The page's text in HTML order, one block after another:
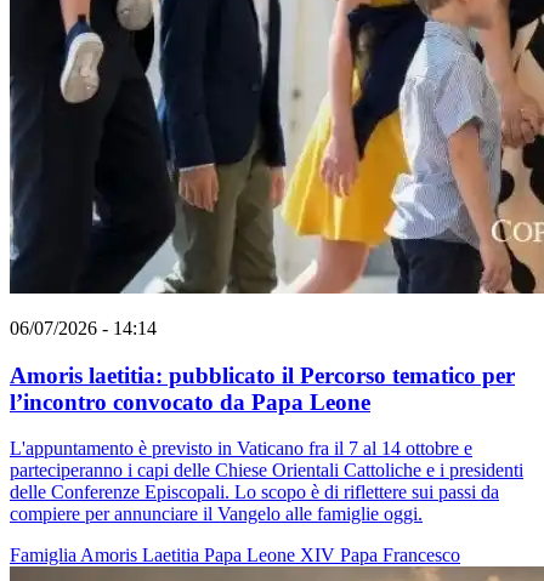
06/07/2026 - 14:14
Amoris laetitia: pubblicato il Percorso tematico per
l’incontro convocato da Papa Leone
L'appuntamento è previsto in Vaticano fra il 7 al 14 ottobre e
parteciperanno i capi delle Chiese Orientali Cattoliche e i presidenti
delle Conferenze Episcopali. Lo scopo è di riflettere sui passi da
compiere per annunciare il Vangelo alle famiglie oggi.
Famiglia Amoris Laetitia Papa Leone XIV Papa Francesco